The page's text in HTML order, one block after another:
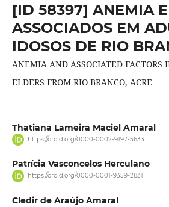
[ID 58397] ANEMIA E
ASSOCIADOS EM
IDOSOS DE RIO
ANEMIA AND ASSOCIATED FACTORS
ELDERS FROM RIO BRANCO, ACRE
Thatiana Lameira Maciel Amaral
https://orcid.org/0000-0002-9197-5633
Patrícia Vasconcelos Herculano
https://orcid.org/0000-0001-9359-2831
Cledir de Araújo Amaral